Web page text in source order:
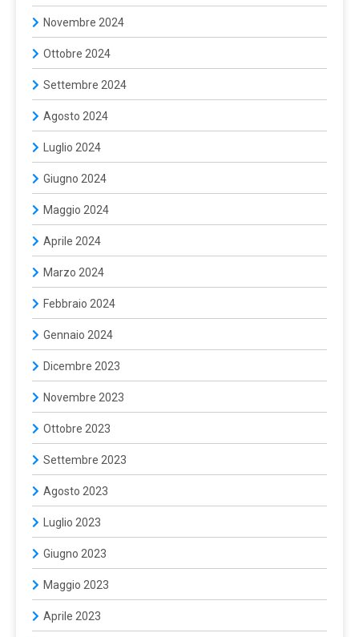
Novembre 2024
Ottobre 2024
Settembre 2024
Agosto 2024
Luglio 2024
Giugno 2024
Maggio 2024
Aprile 2024
Marzo 2024
Febbraio 2024
Gennaio 2024
Dicembre 2023
Novembre 2023
Ottobre 2023
Settembre 2023
Agosto 2023
Luglio 2023
Giugno 2023
Maggio 2023
Aprile 2023